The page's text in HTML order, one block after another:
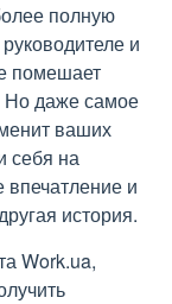
полную
и
помешает
Но даже самое
ваших
себя на
и
история.
Work.ua,